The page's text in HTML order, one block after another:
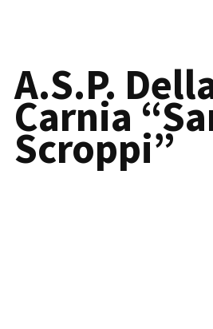
A.S.P.
Carnia
Scroppi”